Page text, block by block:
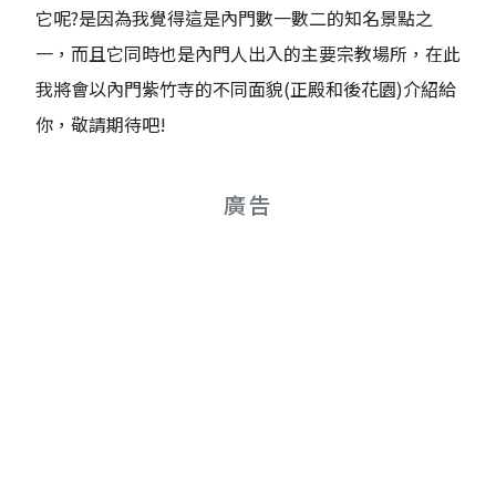
它呢?是因為我覺得這是內門數一數二的知名景點之
一，而且它同時也是內門人出入的主要宗教場所，在此
我將會以內門紫竹寺的不同面貌(正殿和後花園)介紹給
你，敬請期待吧!
廣告